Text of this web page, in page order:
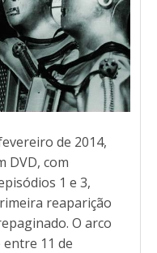
de 2014,
DVD, com
1 e 3,
reaparição
O arco
11 de